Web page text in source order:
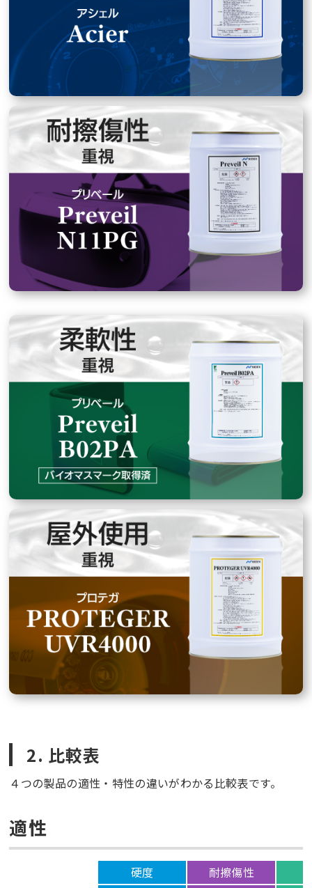
2. 比較表
４つの製品の適性・特性の違いがわかる比較表です。
適性
硬度 耐擦傷性